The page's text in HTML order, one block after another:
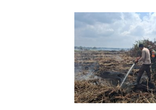
e
b
o
o
k
itt
er
e